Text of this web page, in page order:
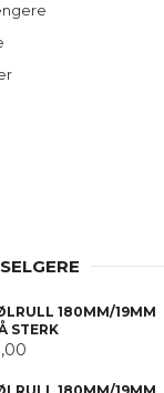
180MM/19MM
STERK